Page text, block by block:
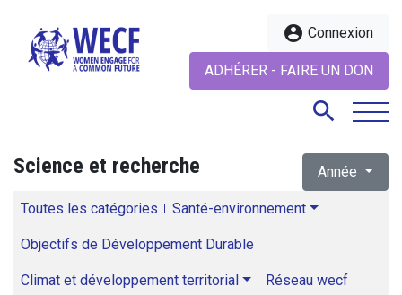
account_circle Connexion
ADHÉRER - FAIRE UN DON
search
Science et recherche Année
Toutes les catégories Santé-environnement
Objectifs de Développement Durable
Climat et développement territorial Réseau wecf